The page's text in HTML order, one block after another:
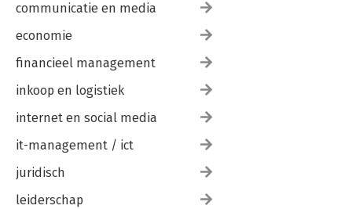
communicatie en media
economie
financieel management
inkoop en logistiek
internet en social media
it-management / ict
juridisch
leiderschap